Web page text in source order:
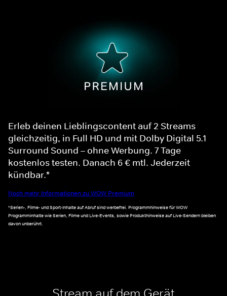
Erleb deinen Lieblingscontent auf 2 Streams
gleichzeitig, in Full HD und mit Dolby Digital 5.1
Surround Sound – ohne Werbung. 7 Tage
kostenlos testen. Danach 6 € mtl. Jederzeit
kündbar.*
Noch mehr Informationen zu WOW Premium
*Serien-, Filme- und Sport-Inhalte auf Abruf sind werbefrei. Programmhinweise für WOW
Programminhalte wie Serien, Filme und Live-Events, sowie Produkthinweise auf Live-Sendern bleiben
davon unberührt.
Stream auf dem Gerät